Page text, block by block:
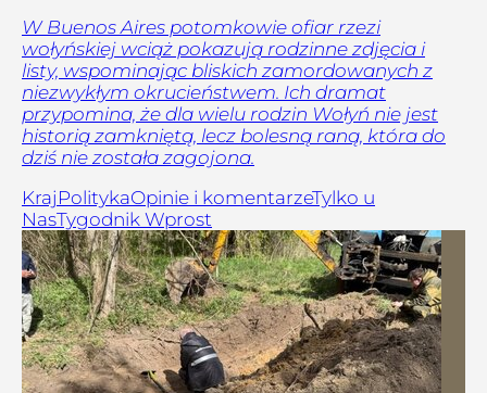
W Buenos Aires potomkowie ofiar rzezi
wołyńskiej wciąż pokazują rodzinne zdjęcia i
listy, wspominając bliskich zamordowanych z
niezwykłym okrucieństwem. Ich dramat
przypomina, że dla wielu rodzin Wołyń nie jest
historią zamkniętą, lecz bolesną raną, która do
dziś nie została zagojona.
Kraj PolitykaOpinie i komentarzeTylko u
NasTygodnik Wprost